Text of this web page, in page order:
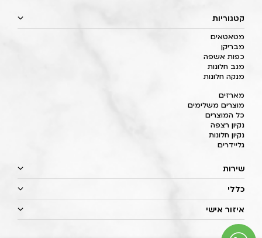
קטגוריות
מטאטאים
מבריקן
כפות אשפה
מגב חלונות
מנקה חלונות
מארזים
מוצרים משלימים
כל המוצרים
נקיון רצפה
נקיון חלונות
גליידרים
שירות
כללי
איזור אישי